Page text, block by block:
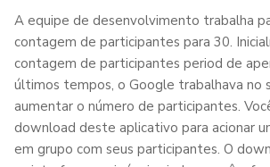
A equipe de desenvolvimento trabalha
contagem de participantes para 30.
contagem de participantes period de
últimos tempos, o Google trabalhava no
aumentar o número de participantes.
download deste aplicativo para acionar
em grupo com seus participantes. O